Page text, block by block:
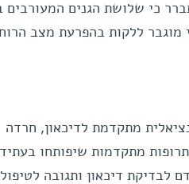
כי שלושת הגנים המעורבים
לסיכוי מוגבר ללקות בהפרעת מצב הרוח
אר-אן-אי 135 כעל תרופה פוטנציאלית מתקדמת לדיכאון, חרדה
מתקדמות שיפותחו
שאפשר להשתמש בשינוים ברמות מיקרו-אר-אן-אי 135 בדם לבדיקת דיכאון